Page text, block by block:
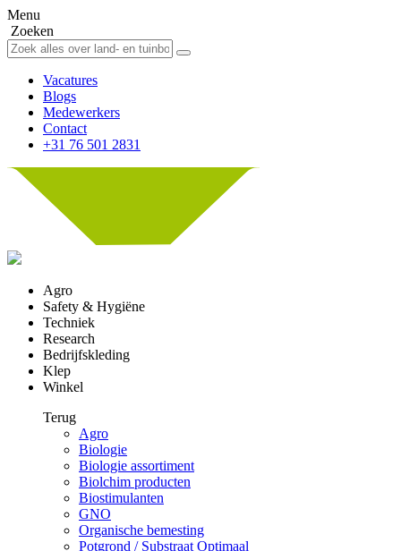
Menu
Zoeken
Vacatures
Blogs
Medewerkers
Contact
+31 76 501 2831
Agro
Safety & Hygiëne
Techniek
Research
Bedrijfskleding
Klep
Winkel
Terug
Agro
Biologie
Biologie assortiment
Biolchim producten
Biostimulanten
GNO
Organische bemesting
Potgrond / Substraat Optimaal